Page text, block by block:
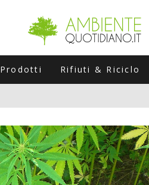
Rifiuti & Riciclo
STAGIONALI
ROVINARTI L’ESTATE (E LA